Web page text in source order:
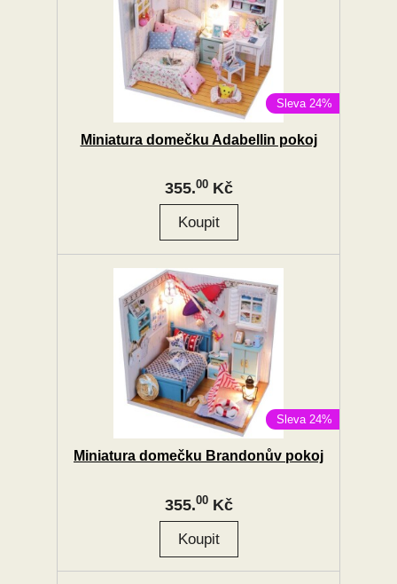
Sleva 24%
Miniatura domečku Adabellin pokoj
355.00Kč
Sleva 24%
Miniatura domečku Brandonův pokoj
355.00Kč